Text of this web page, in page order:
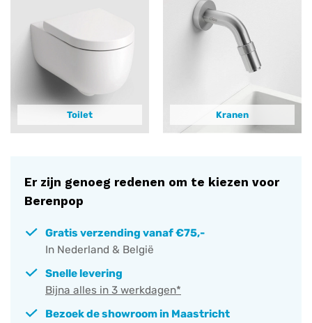
Er zijn genoeg redenen om te kiezen voor
Berenpop
Gratis verzending vanaf €75,-
In Nederland & België
Snelle levering
Bijna alles in 3 werkdagen*
Bezoek de showroom in Maastricht
Toilet Kranen